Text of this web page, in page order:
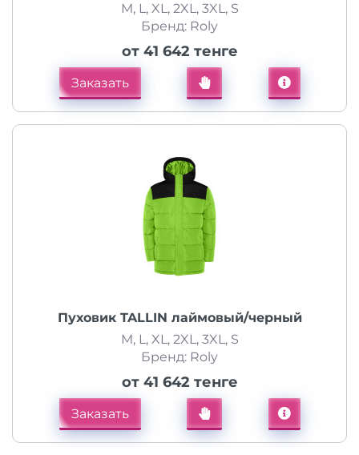
M, L, XL, 2XL, 3XL, S
Бренд: Roly
от 41 642 тенге
Заказать
Пуховик TALLIN лаймовый/черный
M, L, XL, 2XL, 3XL, S
Бренд: Roly
от 41 642 тенге
Заказать